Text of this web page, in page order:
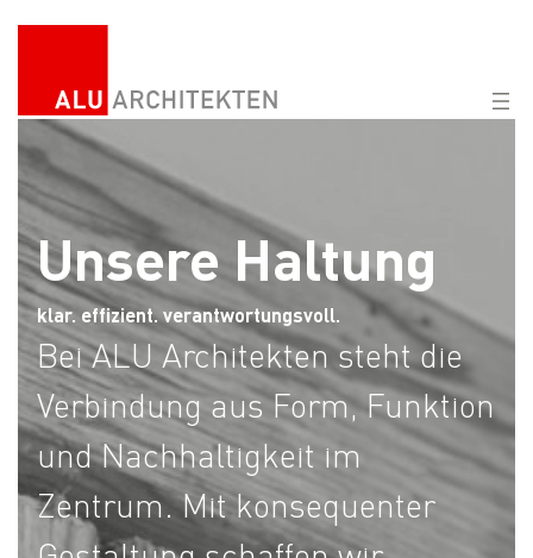
Unsere Haltung
klar. effizient. verantwortungsvoll.
Bei ALU Architekten steht die
Verbindung aus Form, Funktion
und Nachhaltigkeit im
Zentrum. Mit konsequenter